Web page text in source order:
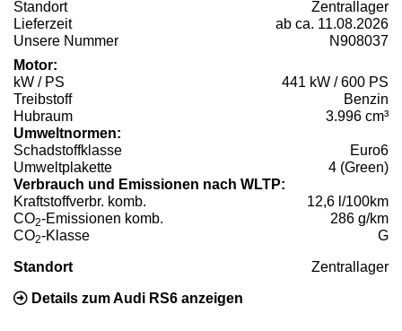
Standort
Zentrallager
Lieferzeit
ab ca. 11.08.2026
Unsere Nummer
N908037
Motor:
kW / PS
441 kW / 600 PS
Treibstoff
Benzin
Hubraum
3.996 cm³
Umweltnormen:
Schadstoffklasse
Euro6
Umweltplakette
4 (Green)
Verbrauch und Emissionen nach WLTP:
Kraftstoffverbr. komb.
12,6 l/100km
CO2-Emissionen komb.
286 g/km
CO2-Klasse G
Standort Zentrallager
Details zum Audi RS6 anzeigen